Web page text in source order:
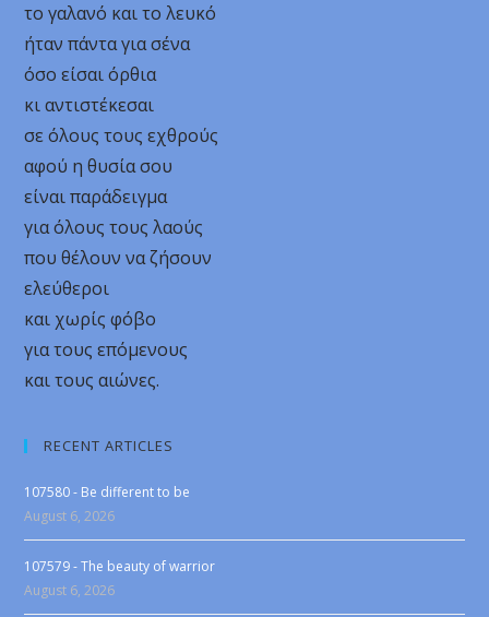
το γαλανό και το λευκό
ήταν πάντα για σένα
όσο είσαι όρθια
κι αντιστέκεσαι
σε όλους τους εχθρούς
αφού η θυσία σου
είναι παράδειγμα
για όλους τους λαούς
που θέλουν να ζήσουν
ελεύθεροι
και χωρίς φόβο
για τους επόμενους
και τους αιώνες.
RECENT ARTICLES
107580 - Be different to be
August 6, 2026
107579 - The beauty of warrior
August 6, 2026